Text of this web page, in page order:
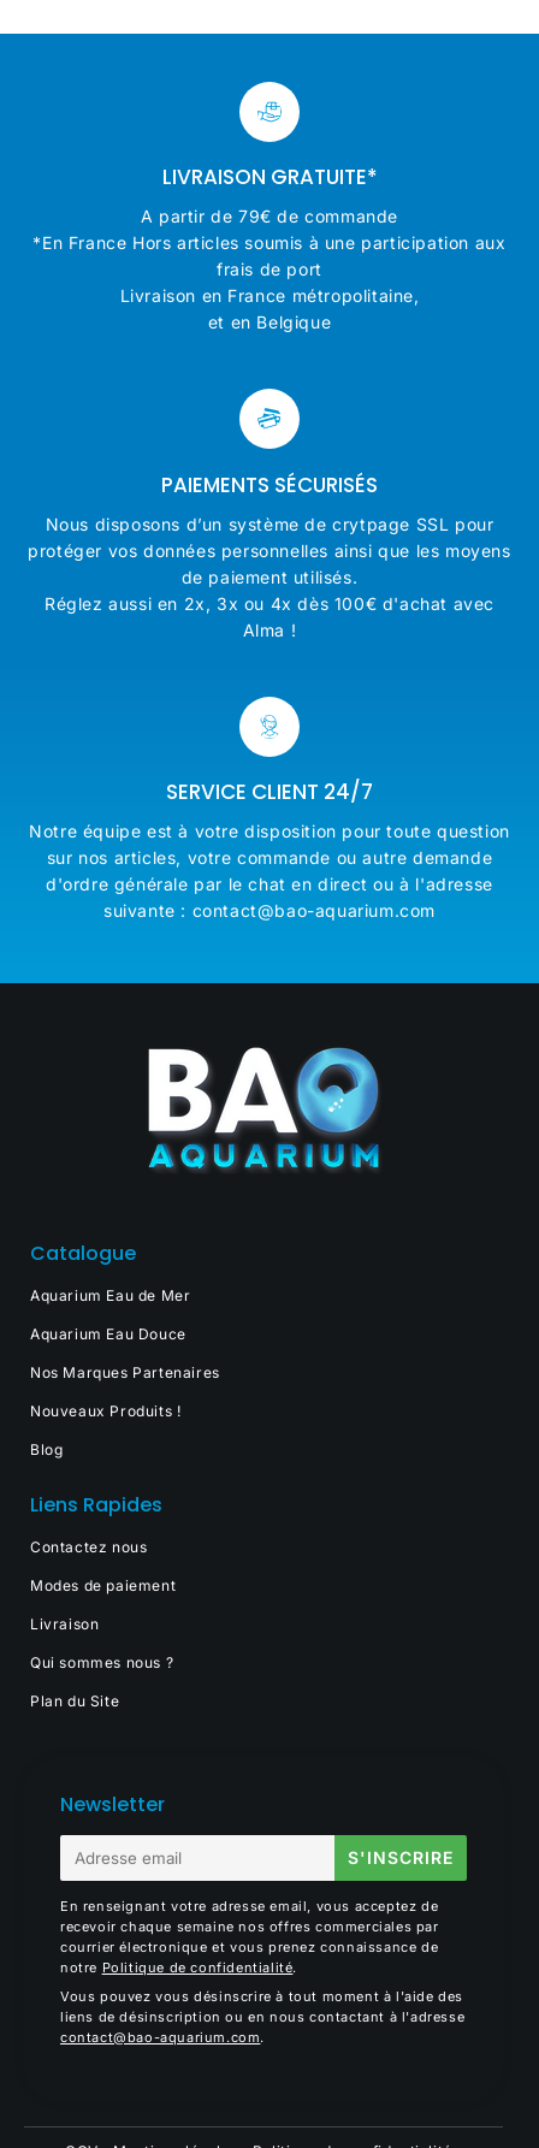
LIVRAISON GRATUITE*
A partir de 79€ de commande
*En France Hors articles soumis à une participation aux
frais de port
Livraison en France métropolitaine,
et en Belgique
PAIEMENTS SÉCURISÉS
Nous disposons d’un système de crytpage SSL pour
protéger vos données personnelles ainsi que les moyens
de paiement utilisés.
Réglez aussi en 2x, 3x ou 4x dès 100€ d'achat avec
Alma !
SERVICE CLIENT 24/7
Notre équipe est à votre disposition pour toute question
sur nos articles, votre commande ou autre demande
d'ordre générale par le chat en direct ou à l'adresse
suivante : contact@bao-aquarium.com
Catalogue
Aquarium Eau de Mer
Aquarium Eau Douce
Nos Marques Partenaires
Nouveaux Produits !
Blog
Liens Rapides
Contactez nous
Modes de paiement
Livraison
Qui sommes nous ?
Plan du Site
Newsletter
mail
S'INSCRIRE
En renseignant votre adresse email, vous acceptez de
recevoir chaque semaine nos offres commerciales par
courrier électronique et vous prenez connaissance de
notre Politique de confidentialité.
Vous pouvez vous désinscrire à tout moment à l'aide des
liens de désinscription ou en nous contactant à l'adresse
contact@bao-aquarium.com.